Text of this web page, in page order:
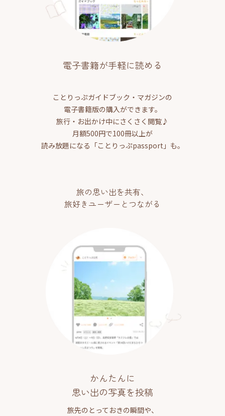
電子書籍が手軽に読める
ことりっぷガイドブック・マガジンの
電子書籍版の購入ができます。
旅行・お出かけ中にさくさく閲覧♪
月額500円で100冊以上が
読み放題になる「ことりっぷpassport」も。
旅の思い出を共有、
旅好きユーザーとつながる
かんたんに
思い出の写真を投稿
旅先のとっておきの瞬間や、